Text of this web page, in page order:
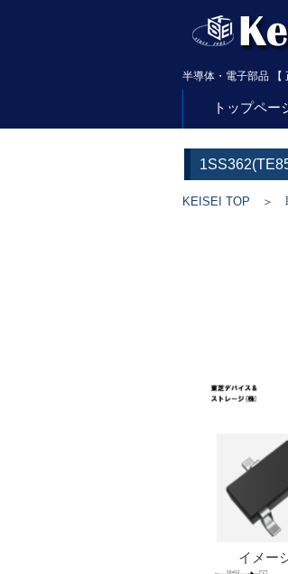
半導体・電子部品 【
トップペー
KEISEI TOP ＞
イメー